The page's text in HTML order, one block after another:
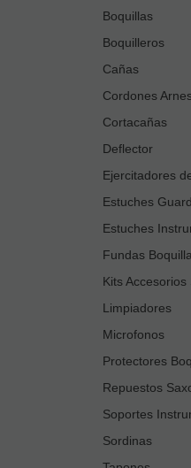
Boquillas
Boquilleros
Cañas
Cordones
Cortacañas
Deflector
Ejercitadores
Estuches
Estuches
Fundas
Kits Accesorios
Limpiadores
Microfonos
Protectores
Repuestos
Soportes
Sordinas